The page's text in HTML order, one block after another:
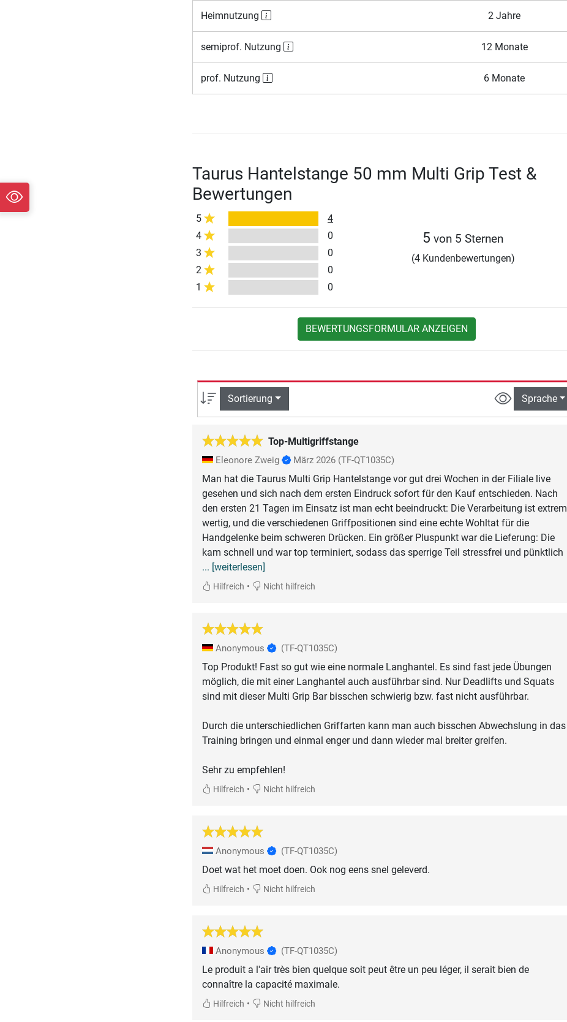
Heimnutzung 2 Jahre
semiprof. Nutzung 12 Monate
prof. Nutzung 6 Monate
Taurus Hantelstange 50 mm Multi Grip Test &
Bewertungen
5
4
4
0
3
0
2
0
1
0
5 von 5 Sternen
(4 Kundenbewertungen)
BEWERTUNGSFORMULAR ANZEIGEN
Sortierung Sprache
Top-Multigriffstange
Eleonore Zweig März 2026 (TF-QT1035C)
Man hat die Taurus Multi Grip Hantelstange vor gut drei Wochen in der Filiale live
gesehen und sich nach dem ersten Eindruck sofort für den Kauf entschieden. Nach
den ersten 21 Tagen im Einsatz ist man echt beeindruckt: Die Verarbeitung ist extrem
wertig, und die verschiedenen Griffpositionen sind eine echte Wohltat für die
Handgelenke beim schweren Drücken. Ein größer Pluspunkt war die Lieferung: Die
kam schnell und war top terminiert, sodass das sperrige Teil stressfrei und pünktlich
... [weiterlesen]
Hilfreich • Nicht hilfreich
Anonymous (TF-QT1035C)
Top Produkt! Fast so gut wie eine normale Langhantel. Es sind fast jede Übungen
möglich, die mit einer Langhantel auch ausführbar sind. Nur Deadlifts und Squats
sind mit dieser Multi Grip Bar bisschen schwierig bzw. fast nicht ausführbar.
Durch die unterschiedlichen Griffarten kann man auch bisschen Abwechslung in das
Training bringen und einmal enger und dann wieder mal breiter greifen.
Sehr zu empfehlen!
Hilfreich • Nicht hilfreich
Anonymous (TF-QT1035C)
Doet wat het moet doen. Ook nog eens snel geleverd.
Hilfreich • Nicht hilfreich
Anonymous (TF-QT1035C)
Le produit a l'air très bien quelque soit peut être un peu léger, il serait bien de
connaître la capacité maximale.
Hilfreich • Nicht hilfreich